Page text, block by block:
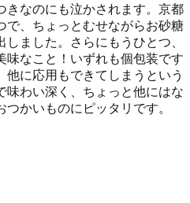
きなのにも泣かされます。京都
で、ちょっとむせながらお砂糖
ました。さらにもうひとつ、
味なこと！いずれも個包装です
に応用もできてしまうという
味わい深く、ちょっと他にはな
かいものにピッタリです。